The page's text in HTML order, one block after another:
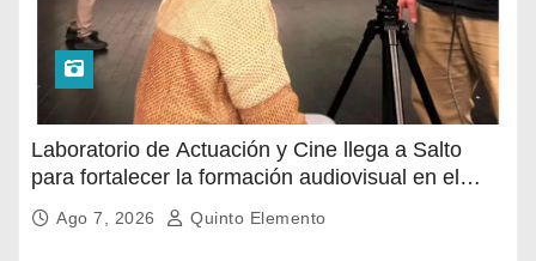
Laboratorio de Actuación y Cine llega a Salto
para fortalecer la formación audiovisual en el
norte del país
Ago 7, 2026 Quinto Elemento